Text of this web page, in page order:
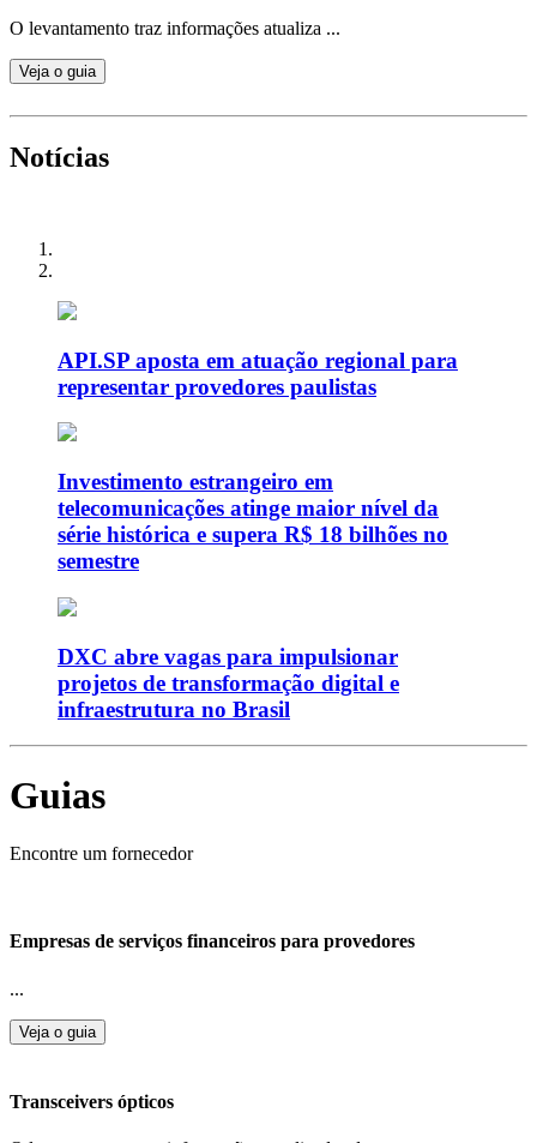
O levantamento traz informações atualiza ...
Veja o guia
Notícias
API.SP aposta em atuação regional para
representar provedores paulistas
Investimento estrangeiro em
telecomunicações atinge maior nível da
série histórica e supera R$ 18 bilhões no
semestre
DXC abre vagas para impulsionar
projetos de transformação digital e
infraestrutura no Brasil
Guias
Encontre um fornecedor
Empresas de serviços financeiros para provedores
...
Veja o guia
Transceivers ópticos